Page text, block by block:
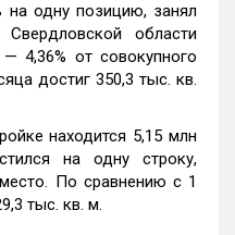
на одну позицию, занял
области
4,36% от совокупного
достиг 350,3 тыс. кв.
находится 5,15 млн
на одну строку,
По сравнению с 1
тыс. кв. м.